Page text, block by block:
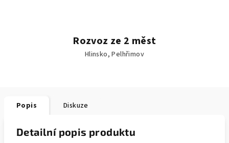
Rozvoz ze 2 měst
Hlinsko, Pelhřimov
Popis Diskuze
Detailní popis produktu